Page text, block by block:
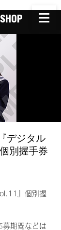
デジタル
別握手券
』個別握
募期間などは